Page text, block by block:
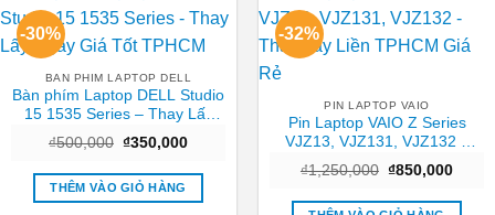
-30%
BAN PHIM LAPTOP DELL
Bàn phím Laptop DELL Studio
15 1535 Series – Thay Lấy
₫500,000 Giá
là:
₫500,000.
₫350,000Giá
tại
₫350,000.
THÊM VÀO GIỎ HÀNG
-32%
PIN LAPTOP VAIO
Pin Laptop VAIO Z Series
VJZ13, VJZ131, VJZ132 –
₫1,250,000 Giá
là:
₫850,000Giá
tại